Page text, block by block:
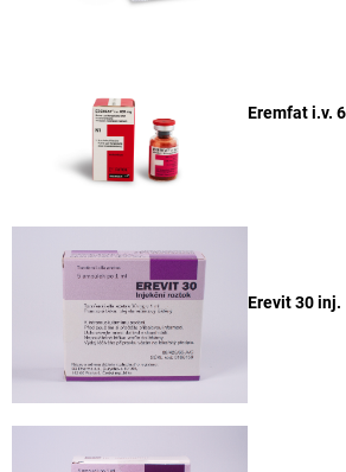
Eremfat i.v.
Erevit 30 inj.